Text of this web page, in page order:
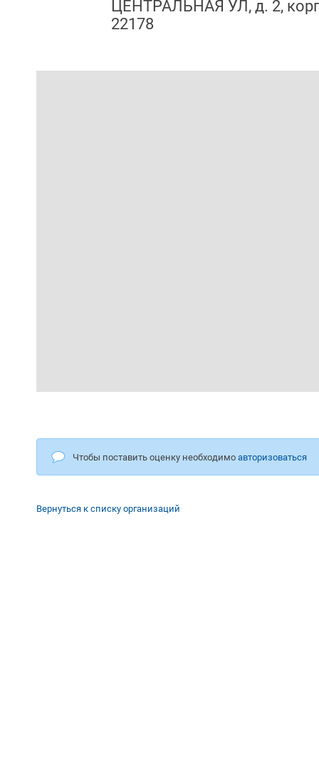
ЦЕНТРАЛЬНАЯ УЛ, д. 2,
22178
Чтобы поставить оценку необходимоавторизоваться
Вернуться к списку организаций